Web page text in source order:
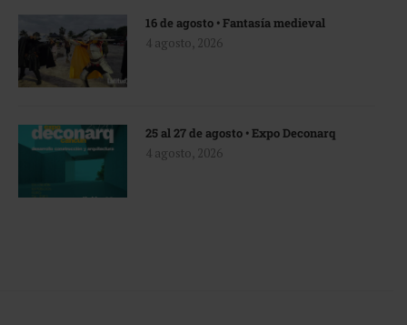
16 de agosto • Fantasía medieval
4 agosto, 2026
25 al 27 de agosto • Expo Deconarq
4 agosto, 2026